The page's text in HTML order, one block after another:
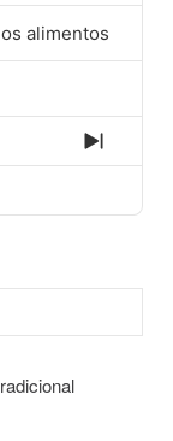
alimentos
Next